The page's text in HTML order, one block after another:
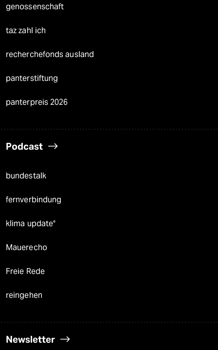
genossenschaft
taz zahl ich
recherchefonds ausland
panterstiftung
panterpreis 2026
Podcast
bundestalk
fernverbindung
klima update°
Mauerecho
Freie Rede
reingehen
Newsletter